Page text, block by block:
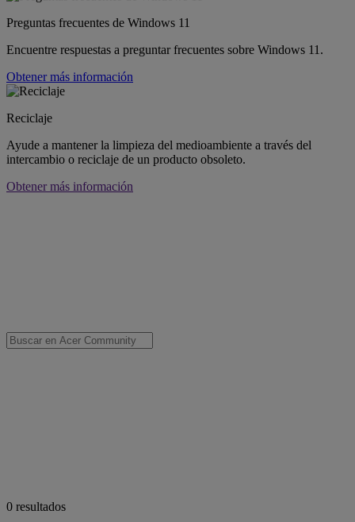
Preguntas frecuentes de Windows 11
Encuentre respuestas a preguntar frecuentes sobre Windows 11.
Obtener más información
Reciclaje
Ayude a mantener la limpieza del medioambiente a través del
intercambio o reciclaje de un producto obsoleto.
Obtener más información
0 resultados